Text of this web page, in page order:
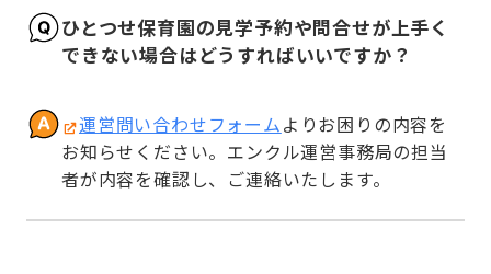
ひとつせ保育園の見学予約や問合せが上手く
できない場合はどうすればいいですか？
運営問い合わせフォームよりお困りの内容を
お知らせください。エンクル運営事務局の担当
者が内容を確認し、ご連絡いたします。